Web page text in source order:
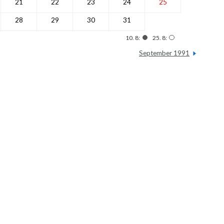
21 22 23 24 25
28 29 30 31
10. 8: 25. 8:
September 1991